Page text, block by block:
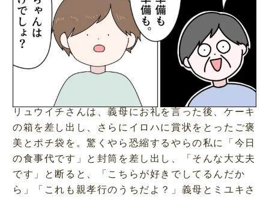
リュウイチさんは、義母にお礼を言った後、ケーキ
の箱を差し出し、さらにイロハに賞状をとったご褒
美とポチ袋を。驚くやら恐縮するやらの私に「今日
の食事代です」と封筒を差し出し、「そんな大丈夫
です」と断ると、「こちらが好きでしてるんだか
ら」「これも親孝行のうちだよ？」義母とミユキさ